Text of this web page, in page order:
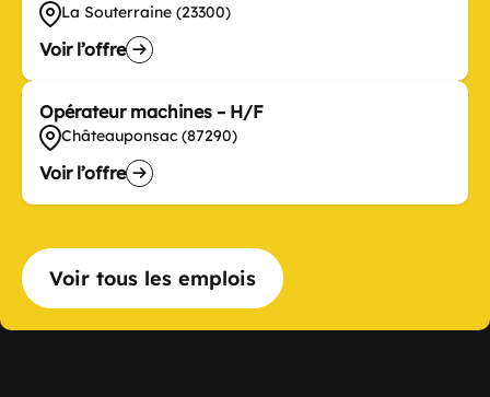
La Souterraine (23300)
Voir l’offre
Opérateur machines – H/F
Châteauponsac (87290)
Voir l’offre
Voir tous les emplois